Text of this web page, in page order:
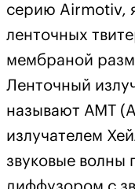
серию Airmotiv,
ленточных
мембраной
Ленточный
называют АМТ
излучателем
звуковые волны